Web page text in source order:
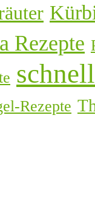
Rezepte
Rezepte